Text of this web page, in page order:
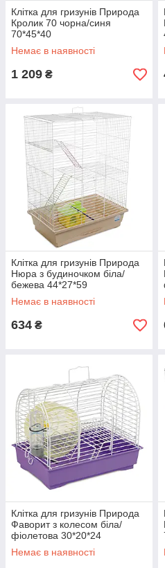
Клітка для гризунів Природа
Кролик 70 чорна/синя
70*45*40
Немає в наявності
1 209 ₴
Клітка для гризунів Природа
Нюра з будиночком біла/
бежева 44*27*59
Немає в наявності
634 ₴
Клітка для гризунів Природа
Фаворит з колесом біла/
фіолетова 30*20*24
Немає в наявності